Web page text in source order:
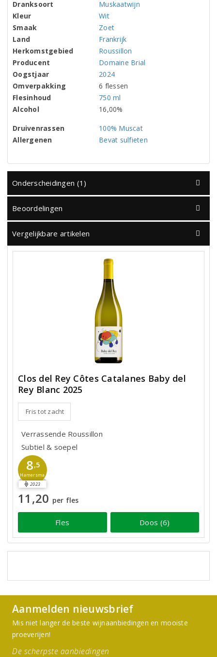
Dranksoort
Muskaatwijn
Kleur
Wit
Smaak
Zoet
Land
Frankrijk
Herkomstgebied
Roussillon
Producent
Domaine Brial
Oogstjaar
2024
Omverpakking
6 flessen
Flesinhoud
750 ml
Alcohol
16,00%
Druivenrassen
100% Muscat
Allergenen
Bevat sulfieten
Onderscheidingen (1)
Beoordelingen
Vergelijkbare artikelen
Clos del Rey Côtes Catalanes Baby del
Rey Blanc 2025
Fris tot zacht
Verrassende Roussillon
Subtiel & soepel
8,5
Hamersma
2023
11,20 per fles
Fles Doos (6)
Aanmelden nieuwsbrief
Mis niet langer de beste wijnaanbiedingen en mooiste
proeverijen!
De scherpste aanbiedingen